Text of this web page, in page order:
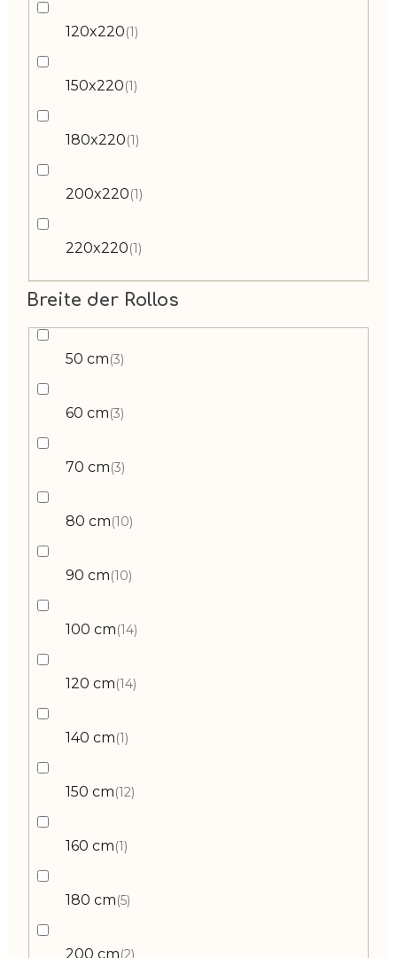
120x220 1
150x220 1
180x220 1
200x220 1
220x220 1
Breite der Rollos
50 cm 3
60 cm 3
70 cm 3
80 cm 10
90 cm 10
100 cm 14
120 cm 14
140 cm 1
150 cm 12
160 cm 1
180 cm 5
200 cm 2